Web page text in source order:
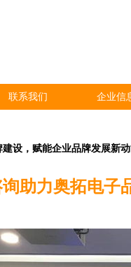
联系我们 企业信
设，赋能企业品牌发展新
助力奥拓电子